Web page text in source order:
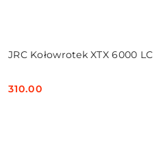
JRC Kołowrotek XTX 6000 LC
Cena:
310.00